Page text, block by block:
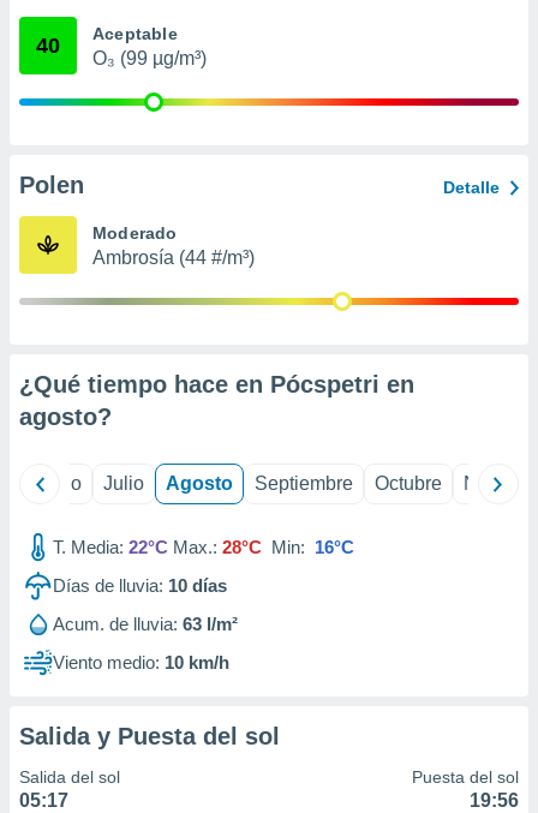
mediante
publicidad
de
40 Aceptable
O₃ (99 µg/m³)
Polen Detalle
Moderado
Ambrosía (44 #/m³)
¿Qué tiempo hace en Pócspetri en
agosto?
Junio Julio Agosto Septiembre Octubre
T. Media: 22°C Max.: 28°C Min: 16°C
Días de lluvia: 10 días
Acum. de lluvia: 63 l/m²
Viento medio: 10 km/h
Salida y Puesta del sol
Salida del sol
05:17
Puesta del sol
19:56